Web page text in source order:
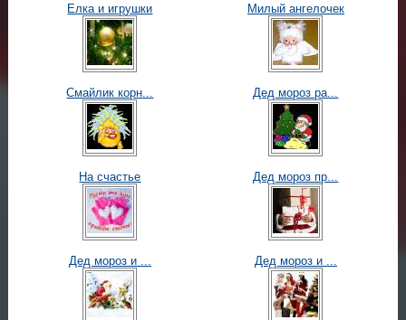
Елка и игрушки Милый ангелочек
Смайлик корн... Дед мороз ра...
На счастье Дед мороз пр...
Дед мороз и ... Дед мороз и ...